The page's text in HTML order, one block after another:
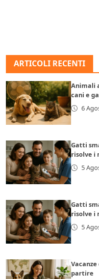
ARTICOLI RECENTI
Animali
cani e
6
Gatti
risolve i
5
Gatti
risolve i
5
partire